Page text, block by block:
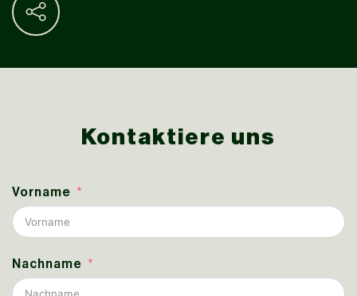
Kontaktiere uns
Vorname
Nachname